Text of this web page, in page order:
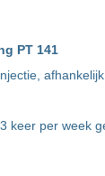
PT 141
keer per week